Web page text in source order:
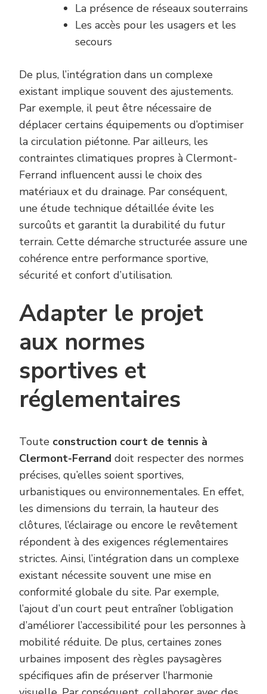
La présence de réseaux souterrains
Les accès pour les usagers et les
secours
De plus, l’intégration dans un complexe
existant implique souvent des ajustements.
Par exemple, il peut être nécessaire de
déplacer certains équipements ou d’optimiser
la circulation piétonne. Par ailleurs, les
contraintes climatiques propres à Clermont-
Ferrand influencent aussi le choix des
matériaux et du drainage. Par conséquent,
une étude technique détaillée évite les
surcoûts et garantit la durabilité du futur
terrain. Cette démarche structurée assure une
cohérence entre performance sportive,
sécurité et confort d’utilisation.
Adapter le projet
aux normes
sportives et
réglementaires
Toute construction court de tennis à
Clermont-Ferrand doit respecter des normes
précises, qu’elles soient sportives,
urbanistiques ou environnementales. En effet,
les dimensions du terrain, la hauteur des
clôtures, l’éclairage ou encore le revêtement
répondent à des exigences réglementaires
strictes. Ainsi, l’intégration dans un complexe
existant nécessite souvent une mise en
conformité globale du site. Par exemple,
l’ajout d’un court peut entraîner l’obligation
d’améliorer l’accessibilité pour les personnes à
mobilité réduite. De plus, certaines zones
urbaines imposent des règles paysagères
spécifiques afin de préserver l’harmonie